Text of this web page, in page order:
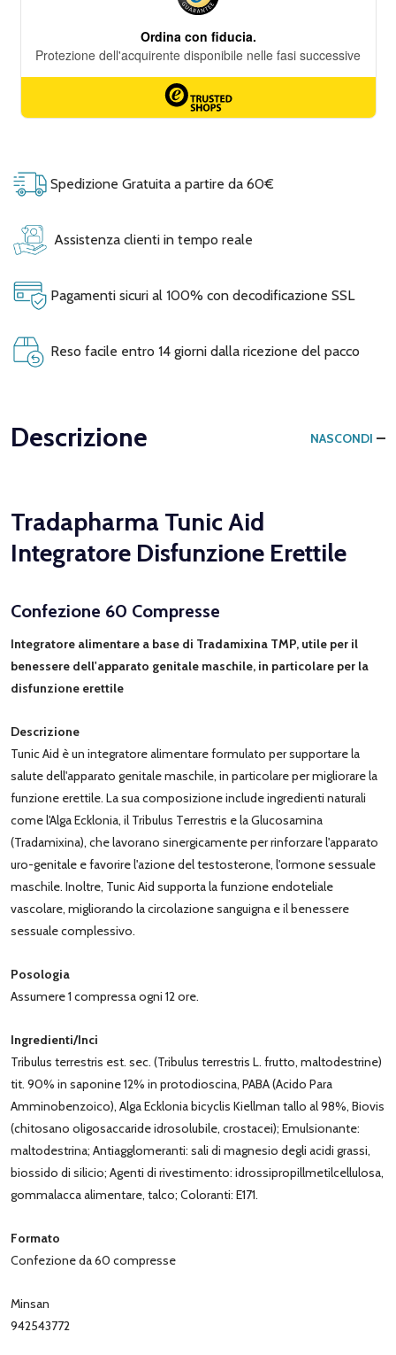
Spedizione Gratuita a partire da 60€
Assistenza clienti in tempo reale
Pagamenti sicuri al 100% con decodificazione SSL
Reso facile entro 14 giorni dalla ricezione del pacco
Descrizione NASCONDI
Tradapharma Tunic Aid
Integratore Disfunzione Erettile
Confezione 60 Compresse
Integratore alimentare a base di Tradamixina TMP, utile per il
benessere dell'apparato genitale maschile, in particolare per la
disfunzione erettile
Descrizione
Tunic Aid è un integratore alimentare formulato per supportare la
salute dell'apparato genitale maschile, in particolare per migliorare la
funzione erettile. La sua composizione include ingredienti naturali
come l'Alga Ecklonia, il Tribulus Terrestris e la Glucosamina
(Tradamixina), che lavorano sinergicamente per rinforzare l'apparato
uro-genitale e favorire l'azione del testosterone, l'ormone sessuale
maschile. Inoltre, Tunic Aid supporta la funzione endoteliale
vascolare, migliorando la circolazione sanguigna e il benessere
sessuale complessivo.
Posologia
Assumere 1 compressa ogni 12 ore.
Ingredienti/Inci
Tribulus terrestris est. sec. (Tribulus terrestris L. frutto, maltodestrine)
tit. 90% in saponine 12% in protodioscina, PABA (Acido Para
Amminobenzoico), Alga Ecklonia bicyclis Kiellman tallo al 98%, Biovis
(chitosano oligosaccaride idrosolubile, crostacei); Emulsionante:
maltodestrina; Antiagglomeranti: sali di magnesio degli acidi grassi,
biossido di silicio; Agenti di rivestimento: idrossipropillmetilcellulosa,
gommalacca alimentare, talco; Coloranti: E171.
Formato
Confezione da 60 compresse
Minsan
942543772